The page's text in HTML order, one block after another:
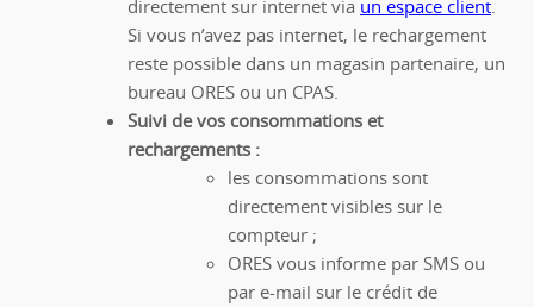
directement sur internet via un espace client.
Si vous n’avez pas internet, le rechargement
reste possible dans un magasin partenaire, un
bureau ORES ou un CPAS.
Suivi de vos consommations et
rechargements :
les consommations sont
directement visibles sur le
compteur ;
ORES vous informe par SMS ou
par e-mail sur le crédit de